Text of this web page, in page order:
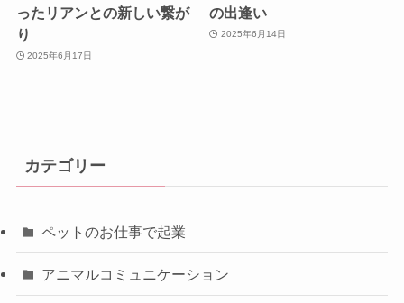
ったリアンとの新しい繋が
り
2025年6月17日
の出逢い
2025年6月14日
カテゴリー
ペットのお仕事で起業
アニマルコミュニケーション